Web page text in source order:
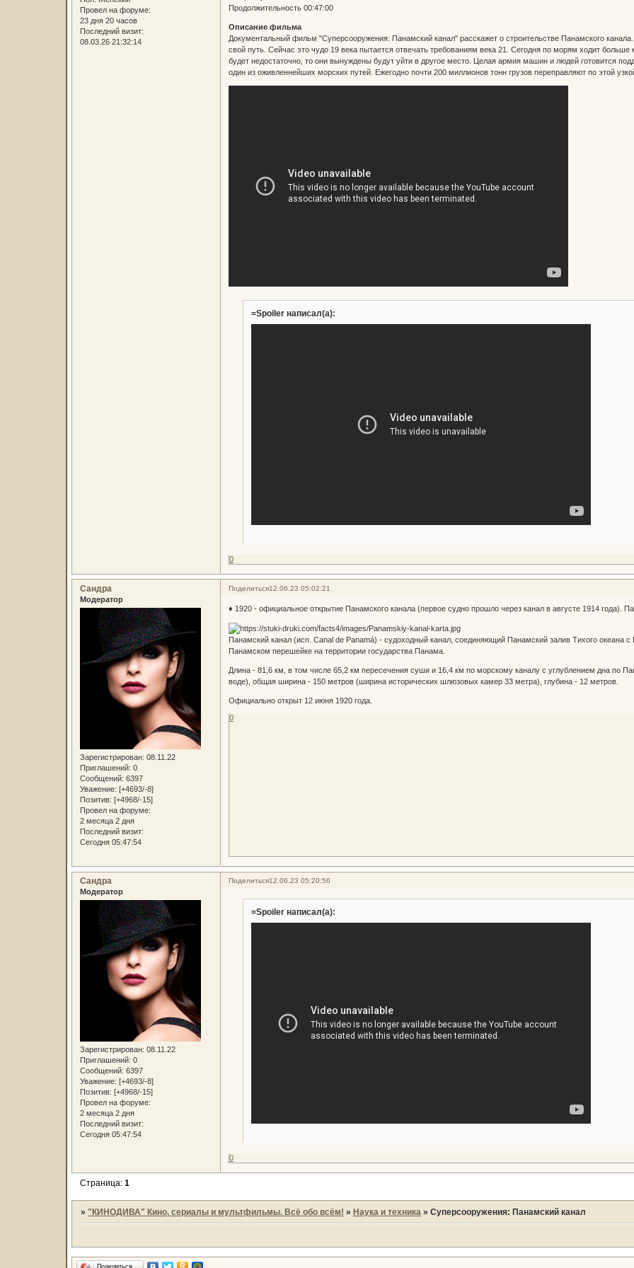
Провел на форуме:
23 дня 20 часов
Последний визит:
08.03.26 21:32:14
Продолжительность 00:47:00
Описание фильма
Документальный фильм "Суперсооружения: Панамский канал" расскажет о строительстве Панамского
свой путь. Сейчас это чудо 19 века пытается отвечать требованиям века 21. Сегодня по морям ходит
будет недостаточно, то они вынуждены будут уйти в другое место. Целая армия машин и людей готовится
один из оживленнейших морских путей. Ежегодно почти 200 миллионов тонн грузов переправляют по этой
=Spoiler написал(а):
0
Поделиться12.06.23 05:02:21
Сандра
Модератор
Зарегистрирован: 08.11.22
Приглашений: 0
Сообщений: 6397
Уважение: [+4693/-8]
Позитив: [+4968/-15]
Провел на форуме:
2 месяца 2 дня
Последний визит:
Сегодня 05:47:54
♦ 1920 - официальное открытие Панамского канала (первое судно прошло через канал в августе 1914 года).
Панамский канал (исп. Canal de Panamá) - судоходный канал, соединяющий Панамский залив Тихого океана
Панамском перешейке на территории государства Панама.
Длина - 81,6 км, в том числе 65,2 км пересечения суши и 16,4 км по морскому каналу с углублением дна по
воде), общая ширина - 150 метров (ширина исторических шлюзовых камер 33 метра), глубина - 12 метров.
Официально открыт 12 июня 1920 года.
0
Поделиться12.06.23 05:20:56
Сандра
Модератор
Зарегистрирован: 08.11.22
Приглашений: 0
Сообщений: 6397
Уважение: [+4693/-8]
Позитив: [+4968/-15]
Провел на форуме:
2 месяца 2 дня
Последний визит:
Сегодня 05:47:54
=Spoiler написал(а):
0
Страница: 1
» "КИНОДИВА" Кино, сериалы и мультфильмы. Всё обо всём! » Наука и техника » Суперсооружения: Панамский канал
Поделиться…